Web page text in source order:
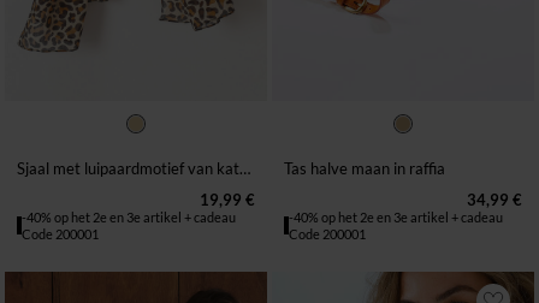
TU
Sjaal met luipaardmotief van katoenen voile
19,99 €
-40% op het 2e en 3e artikel + cadeau
Code 200001
EEN MAAT
Tas halve maan in raffia
34,99 €
-40% op het 2e en 3e artikel + cadeau
Code 200001